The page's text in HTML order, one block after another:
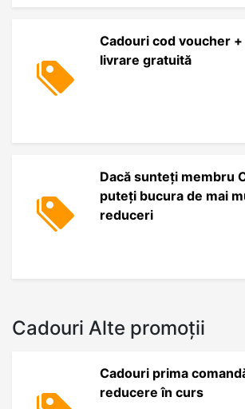
Cadouri cod voucher
livrare gratuită
Dacă sunteți membru
puteți bucura de mai
reduceri
Cadouri Alte promoții
Cadouri prima
reducere în curs